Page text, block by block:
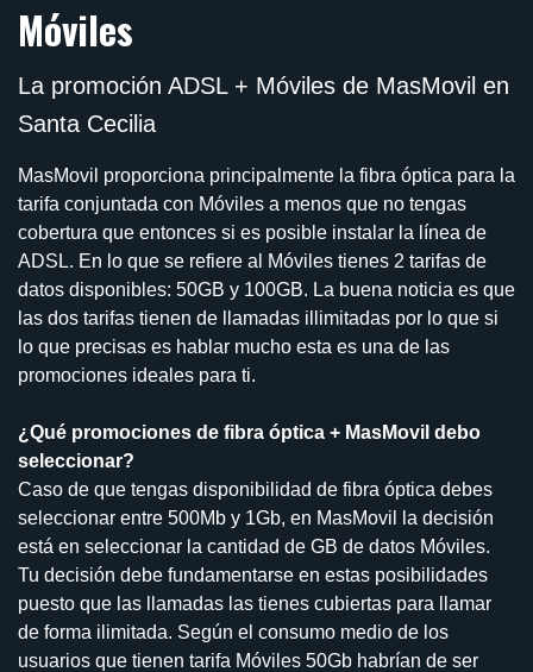
Móviles
La promoción ADSL + Móviles de MasMovil en
Santa Cecilia
MasMovil proporciona principalmente la fibra óptica para la
tarifa conjuntada con Móviles a menos que no tengas
cobertura que entonces si es posible instalar la línea de
ADSL. En lo que se refiere al Móviles tienes 2 tarifas de
datos disponibles: 50GB y 100GB. La buena noticia es que
las dos tarifas tienen de llamadas illimitadas por lo que si
lo que precisas es hablar mucho esta es una de las
promociones ideales para ti.
¿Qué promociones de fibra óptica + MasMovil debo
seleccionar?
Caso de que tengas disponibilidad de fibra óptica debes
seleccionar entre 500Mb y 1Gb, en MasMovil la decisión
está en seleccionar la cantidad de GB de datos Móviles.
Tu decisión debe fundamentarse en estas posibilidades
puesto que las llamadas las tienes cubiertas para llamar
de forma ilimitada. Según el consumo medio de los
usuarios que tienen tarifa Móviles 50Gb habrían de ser